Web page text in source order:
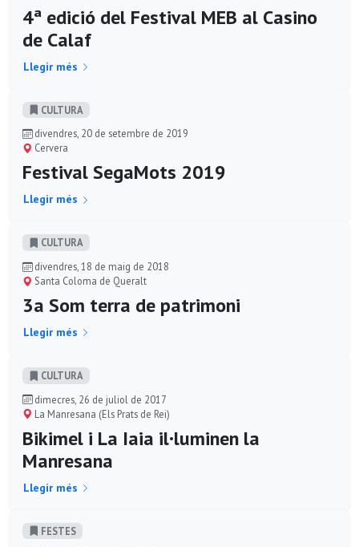
4ª edició del Festival MEB al Casino
de Calaf
Llegir més
CULTURA
divendres, 20 de setembre de 2019
Cervera
Festival SegaMots 2019
Llegir més
CULTURA
divendres, 18 de maig de 2018
Santa Coloma de Queralt
3a Som terra de patrimoni
Llegir més
CULTURA
dimecres, 26 de juliol de 2017
La Manresana (Els Prats de Rei)
Bikimel i La Iaia il·luminen la
Manresana
Llegir més
FESTES